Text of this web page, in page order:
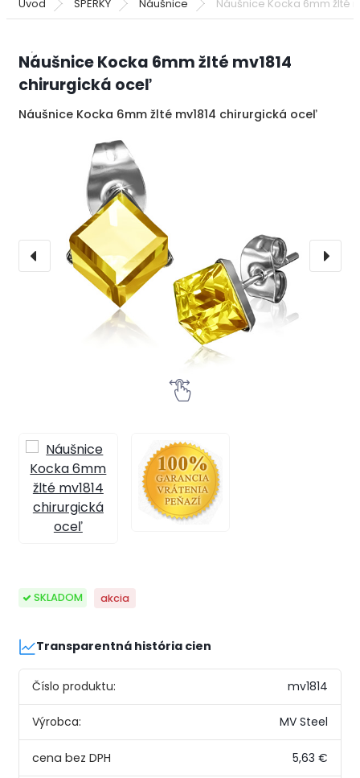
Úvod ŠPERKY Náušnice Náušnice Kocka 6mm žlté
Náušnice Kocka 6mm žlté mv1814
chirurgická oceľ
Náušnice Kocka 6mm žlté mv1814 chirurgická oceľ
SKLADOM akcia
Transparentná história cien
Číslo produktu: mv1814
Výrobca: MV Steel
5,63 €